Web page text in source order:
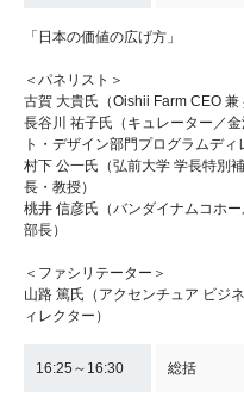
「日本の価値の広げ方」
＜パネリスト＞
古賀 大貴氏（Oishii Farm CEO 兼
長谷川 祐子氏（キュレーター／
ト・デザイン部門プログラムディ
村下 公一氏（弘前大学 学長特別
長・教授）
桃井 信彦氏（バンダイナムコホ
部長）
＜ファシリテーター＞
山路 篤氏（アクセンチュア ビジ
ィレクター）
16:25～16:30 総括